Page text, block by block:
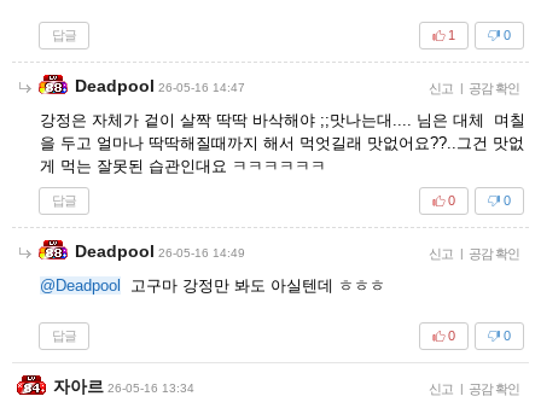
답글 0
1
Deadpool 26-05-16 14:47 신고 | 공감 확인
강정은 자체가 겉이 살짝 딱딱 바삭해야 ;;맛나는대.... 님은 대체 며칠
을 두고 얼마나 딱딱해질때까지 해서 먹엇길래 맛없어요??..그건 맛없
게 먹는 잘못된 습관인대요 ㅋㅋㅋㅋㅋㅋ
답글 0
0
Deadpool 26-05-16 14:49 신고 | 공감 확인
@Deadpool 고구마 강정만 봐도 아실텐데 ㅎㅎㅎ
답글 0
0
자아르 26-05-16 13:34 신고 | 공감 확인